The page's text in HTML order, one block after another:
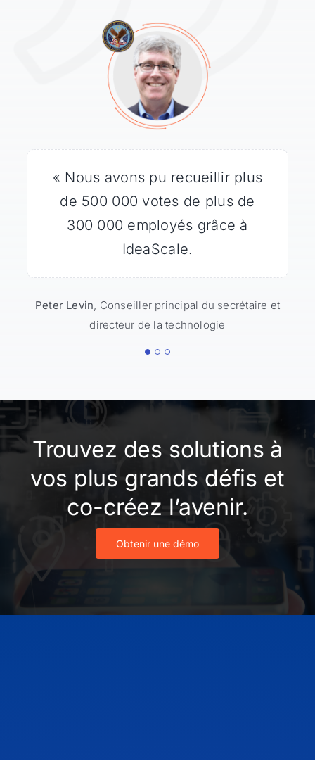
« Nous avons pu recueillir plus
de 500 000 votes de plus de
300 000 employés grâce à
IdeaScale.
Peter Levin Conseiller principal du secrétaire et
directeur de la technologie
« Des millions de personnes ont
regardé l’atterrissage de
Curiosity et IdeaScale leur a
permis de participer à
l’exploration future de Mars.
Rocky Lind Responsable de la communication et
de l'intégration
« IdeaScale a facilement géré
l’important volume de trafic
provenant du site
WhiteHouse.gov ».
Lena Trudeau Commissaire associé, Bureau de
l'innovation
Trouvez des solutions à
vos plus grands défis et
co-créez l’avenir.
Obtenir une démo